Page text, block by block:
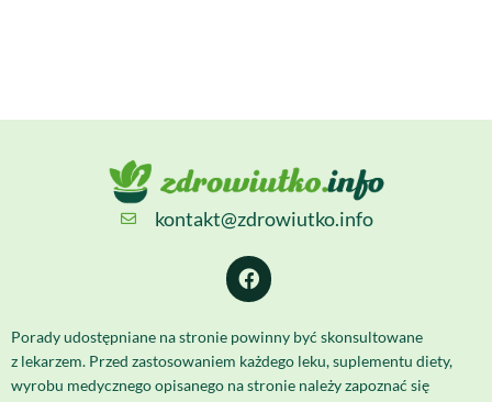
kontakt@zdrowiutko.info
Porady udostępniane na stronie powinny być skonsultowane
z lekarzem. Przed zastosowaniem każdego leku, suplementu diety,
wyrobu medycznego opisanego na stronie należy zapoznać się